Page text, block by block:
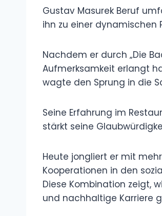
Gustav Masurek Beruf
ihn zu einer dynamischen
Nachdem er durch „Die
Aufmerksamkeit erlangt
wagte den Sprung in die
Seine Erfahrung im
stärkt seine
Heute jongliert er mit
Kooperationen in den
Diese Kombination zeigt,
und nachhaltige Karriere